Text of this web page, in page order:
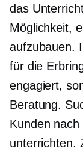
das
Möglichkeit,
aufzubauen.
für die
engagiert,
Beratung.
Kunden
unterrichten.